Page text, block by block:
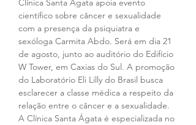
Clínica Santa Ágata apoia evento
científico sobre câncer e sexualidade
com a presença da psiquiatra e
sexóloga Carmita Abdo. Será em dia 21
de agosto, junto ao auditório do Edifício
W Tower, em Caxias do Sul. A promoção
do Laboratório Eli Lilly do Brasil busca
esclarecer a classe médica a respeito da
relação entre o câncer e a sexualidade.
A Clínica Santa Ágata é especializada no